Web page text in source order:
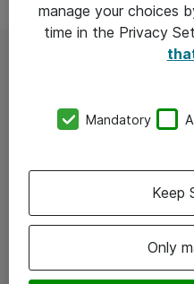
Netværksansvarlig
Sikkerhedsansvarlig
Infrastruktur
manage your choices
time in the Privacy
Mandatory
Only
Keep